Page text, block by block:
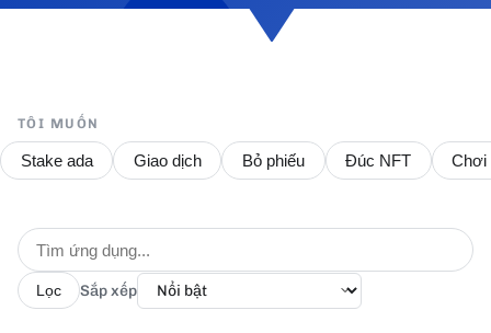
TÔI MUỐN
Stake ada Giao dịch Bỏ phiếu Đúc NFT Chơi
Lọc Sắp xếp